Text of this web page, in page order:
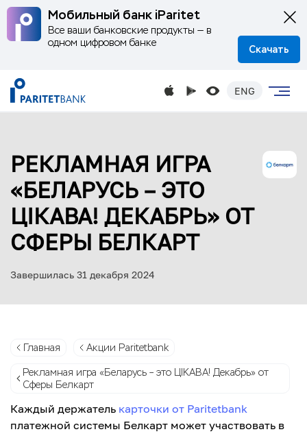
Мобильный банк iParitet
Все ваши банковские продукты — в
одном цифровом банке
Скачать
ENG
РЕКЛАМНАЯ ИГРА
«БЕЛАРУСЬ – ЭТО
ЦІКАВА! ДЕКАБРЬ» ОТ
СФЕРЫ БЕЛКАРТ
Завершилась 31 декабря 2024
Главная
Акции Paritetbank
Рекламная игра «Беларусь – это ЦІКАВА! Декабрь» от
Сферы Белкарт
Каждый держатель карточки от Paritetbank
платежной системы Белкарт может участвовать в